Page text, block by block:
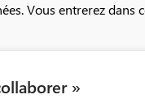
Vous entrerez
»